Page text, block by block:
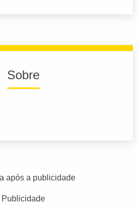
Sobre
após a publicidade
Publicidade